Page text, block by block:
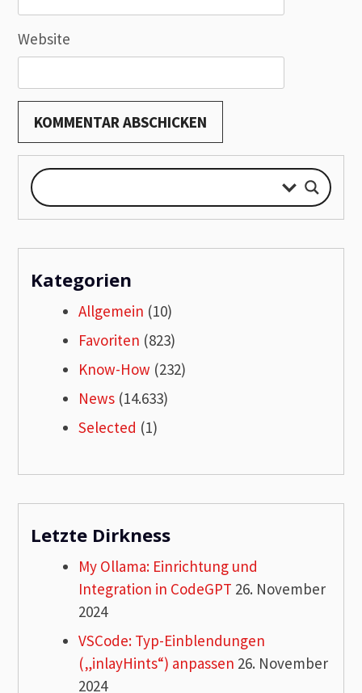
Website
Kategorien
Allgemein (10)
Favoriten (823)
Know-How (232)
News (14.633)
Selected (1)
Letzte Dirkness
My Ollama: Einrichtung und
Integration in CodeGPT 26. November
2024
VSCode: Typ-Einblendungen
(„inlayHints“) anpassen 26. November
2024